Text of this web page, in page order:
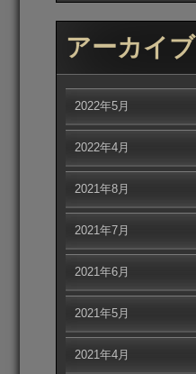
アーカイブ
2022年5月
2022年4月
2021年8月
2021年7月
2021年6月
2021年5月
2021年4月